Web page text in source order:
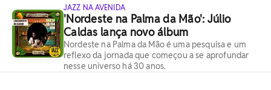
JAZZ NA AVENIDA
'Nordeste na Palma da Mão': Júlio
Caldas lança novo álbum
Nordeste na Palma da Mão é uma pesquisa e um
reflexo da jornada que começou a se aprofundar
nesse universo há 30 anos.